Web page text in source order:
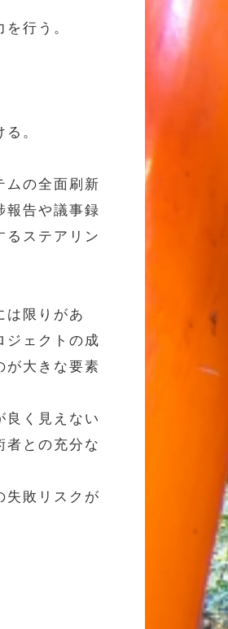
行う。
。
ムの全面刷新
報告や議事録
るステアリン
は限りがあ
ジェクトの成
が大きな要素
く見えない
者との充分な
失敗リスクが